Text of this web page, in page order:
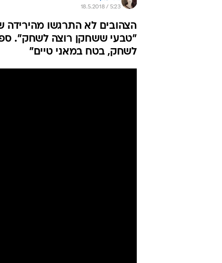
18.5.2018 / 5:23
הצהובים לא התרגשו
"טבעי ששחקן רוצה לשחק".
לשחק, בטח במאני טיים"